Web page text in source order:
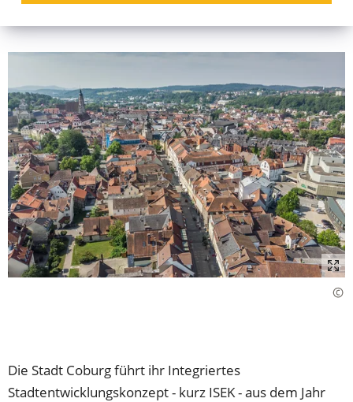
Die Stadt Coburg führt ihr Integriertes
Stadtentwicklungskonzept - kurz ISEK - aus dem Jahr